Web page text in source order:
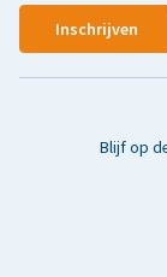
Inschrijven
Blijf op